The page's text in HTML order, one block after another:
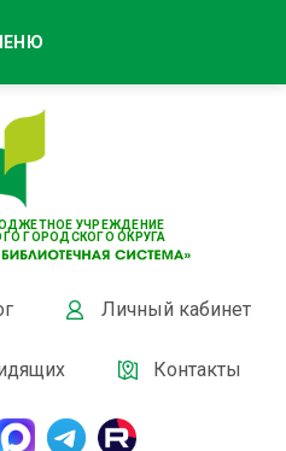
УЧРЕЖДЕНИЕ
ГОРОДСКОГО ОКРУГА
Личный кабинет
Контакты